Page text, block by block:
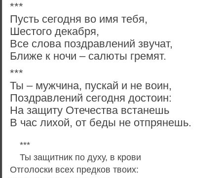
***
Пусть сегодня во имя тебя,
Шестого декабря,
Все слова поздравлений звучат,
Ближе к ночи – салюты гремят.
***
Ты – мужчина, пускай и не воин,
Поздравлений сегодня достоин:
На защиту Отечества встанешь
В час лихой, от беды не отпрянешь.
***
Ты защитник по духу, в крови
Отголоски всех предков твоих: